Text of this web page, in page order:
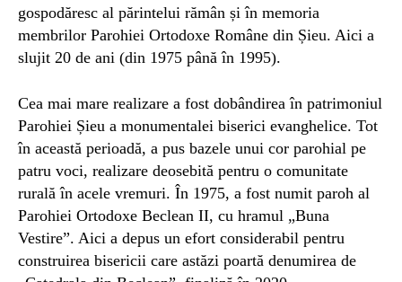
gospodăresc al părintelui rămân și în memoria
membrilor Parohiei Ortodoxe Române din Șieu. Aici a
slujit 20 de ani (din 1975 până în 1995).
Cea mai mare realizare a fost dobândirea în patrimoniul
Parohiei Șieu a monumentalei biserici evanghelice. Tot
în această perioadă, a pus bazele unui cor parohial pe
patru voci, realizare deosebită pentru o comunitate
rurală în acele vremuri. În 1975, a fost numit paroh al
Parohiei Ortodoxe Beclean II, cu hramul „Buna
Vestire”. Aici a depus un efort considerabil pentru
construirea bisericii care astăzi poartă denumirea de